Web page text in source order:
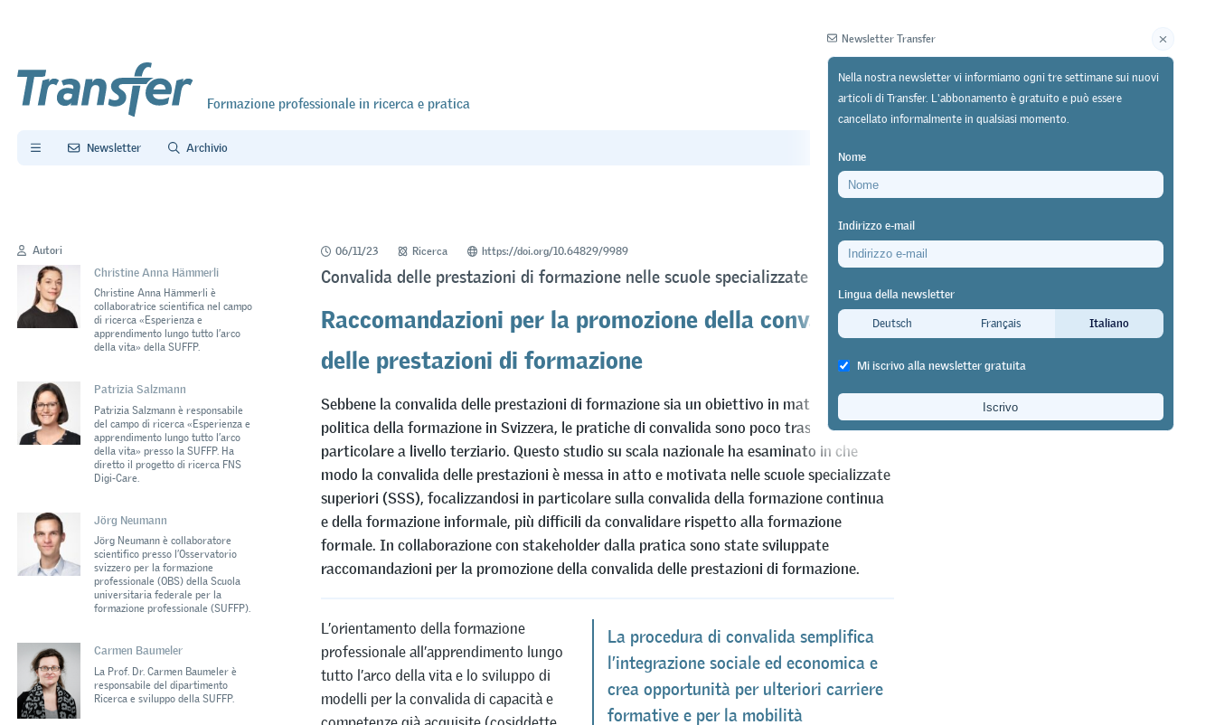
Formazione professionale in ricerca e pratica Editore
Newsletter Archivio
Autori
Christine Anna Hämmerli
Christine Anna Hämmerli è
collaboratrice scientifica nel campo
di ricerca «Esperienza e
apprendimento lungo tutto l’arco
della vita» della SUFFP.
Patrizia Salzmann
Patrizia Salzmann è responsabile
del campo di ricerca «Esperienza e
apprendimento lungo tutto l’arco
della vita» presso la SUFFP. Ha
diretto il progetto di ricerca FNS
Digi-Care.
Jörg Neumann
Jörg Neumann è collaboratore
scientifico presso l’Osservatorio
svizzero per la formazione
professionale (OBS) della Scuola
universitaria federale per la
formazione professionale (SUFFP).
Carmen Baumeler
La Prof. Dr. Carmen Baumeler è
responsabile del dipartimento
Ricerca e sviluppo della SUFFP.
06/11/23 Ricerca https://doi.org/10.64829/9989
Convalida delle prestazioni di formazione nelle scuole specializzate superiori
Raccomandazioni per la promozione della convalida
delle prestazioni di formazione
Sebbene la convalida delle prestazioni di formazione sia un obiettivo in materia di
politica della formazione in Svizzera, le pratiche di convalida sono poco trasparenti in
particolare a livello terziario. Questo studio su scala nazionale ha esaminato in che
modo la convalida delle prestazioni è messa in atto e motivata nelle scuole specializzate
superiori (SSS), focalizzandosi in particolare sulla convalida della formazione continua
e della formazione informale, più difficili da convalidare rispetto alla formazione
formale. In collaborazione con stakeholder dalla pratica sono state sviluppate
raccomandazioni per la promozione della convalida delle prestazioni di formazione.
La procedura di convalida semplifica
l’integrazione sociale ed economica e
crea opportunità per ulteriori carriere
formative e per la mobilità
L’orientamento della formazione
professionale all’apprendimento lungo
tutto l’arco della vita e lo sviluppo di
modelli per la convalida di capacità e
Newsletter Transfer
Nella nostra newsletter vi informiamo ogni tre settimane sui nuovi
articoli di Transfer. L'abbonamento è gratuito e può essere
cancellato informalmente in qualsiasi momento.
Nome
Indirizzo e-mail
Lingua della newsletter
Deutsch
Français Italiano
Mi iscrivo alla newsletter gratuita